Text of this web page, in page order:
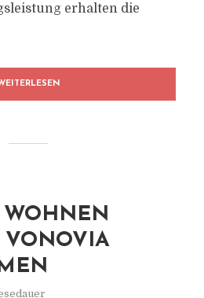
erhalten die
WOHNEN